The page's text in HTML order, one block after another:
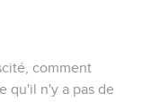
comment
qu'il n'y a pas de